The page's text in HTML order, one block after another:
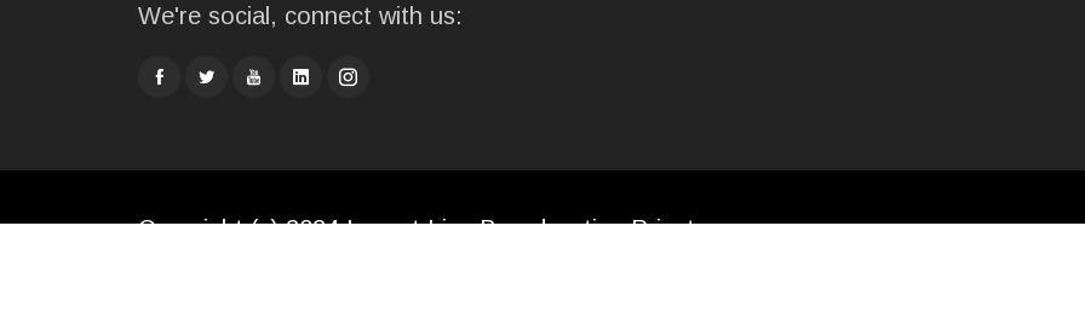
We're social, connect with us:
Copyright (c) 2024 Impact Live Broadcasting Private